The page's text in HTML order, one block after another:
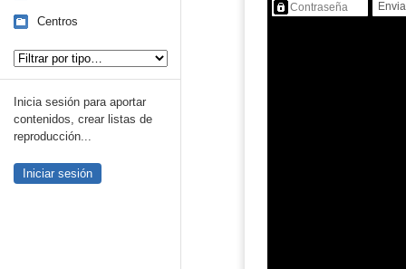
Centros
Inicia sesión para aportar
contenidos, crear listas de
reproducción...
Iniciar sesión
Contenido protegido…